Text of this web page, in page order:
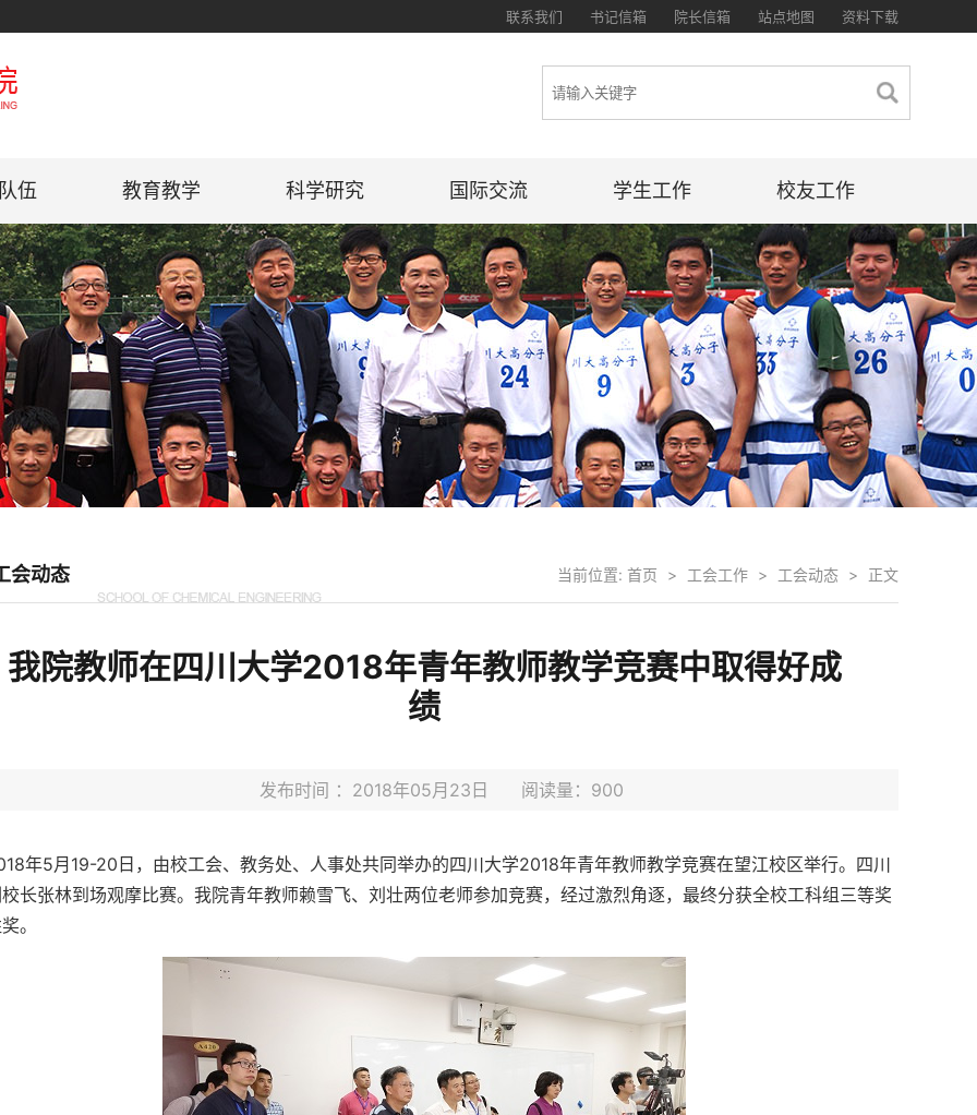
资料下载
站点地图
院长信箱
书记信箱
联系我们
伍 教育教学 科学研究 国际交流 学生工作 校友工作
会动态 当前位置: 首页 > 工会工作 > 工会动态 > 正文
我院教师在四川大学2018年青年教师教学竞赛中取得好成
绩
发布时间 ：2018年05月23日 阅读量： 900
年5月19-20日，由校工会、教务处、人事处共同举办的四川大学2018年青年教师教学竞赛在望江校区举行。四川
长张林到场观摩比赛。我院青年教师赖雪飞、刘壮两位老师参加竞赛，经过激烈角逐，最终分获全校工科组三等奖
。